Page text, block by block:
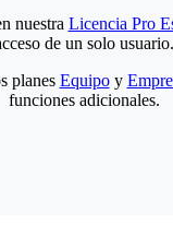
nuestra Licencia Pro
de un solo usuario.
planes Equipoy
funciones adicionales.